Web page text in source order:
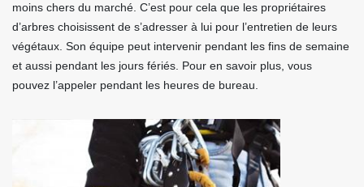
moins chers du marché. C’est pour cela que les propriétaires
d’arbres choisissent de s’adresser à lui pour l’entretien de leurs
végétaux. Son équipe peut intervenir pendant les fins de semaine
et aussi pendant les jours fériés. Pour en savoir plus, vous
pouvez l’appeler pendant les heures de bureau.